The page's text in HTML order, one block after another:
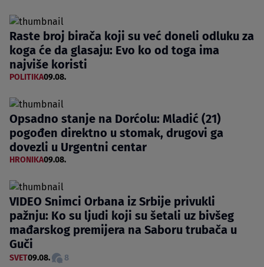
Raste broj birača koji su već doneli odluku za
koga će da glasaju: Evo ko od toga ima
najviše koristi
POLITIKA09.08.
Opsadno stanje na Dorćolu: Mladić (21)
pogođen direktno u stomak, drugovi ga
dovezli u Urgentni centar
HRONIKA09.08.
VIDEO Snimci Orbana iz Srbije privukli
pažnju: Ko su ljudi koji su šetali uz bivšeg
mađarskog premijera na Saboru trubača u
Guči
SVET09.08. 8